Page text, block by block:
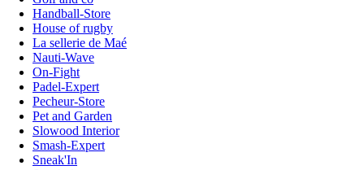
Handball-Store
House of rugby
La sellerie de Maé
Nauti-Wave
On-Fight
Padel-Expert
Pecheur-Store
Pet and Garden
Slowood Interior
Smash-Expert
Sneak'In